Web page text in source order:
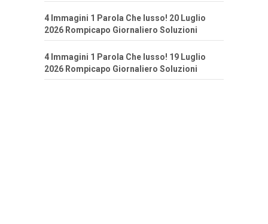
4 Immagini 1 Parola Che lusso! 20 Luglio
2026 Rompicapo Giornaliero Soluzioni
4 Immagini 1 Parola Che lusso! 19 Luglio
2026 Rompicapo Giornaliero Soluzioni